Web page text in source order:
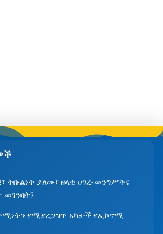
ቅቡልነት ያለው፣ ዘላቂ ሀገረ-መንግሥትና
የሚያረጋግጥ አካታች የኢኮኖሚ